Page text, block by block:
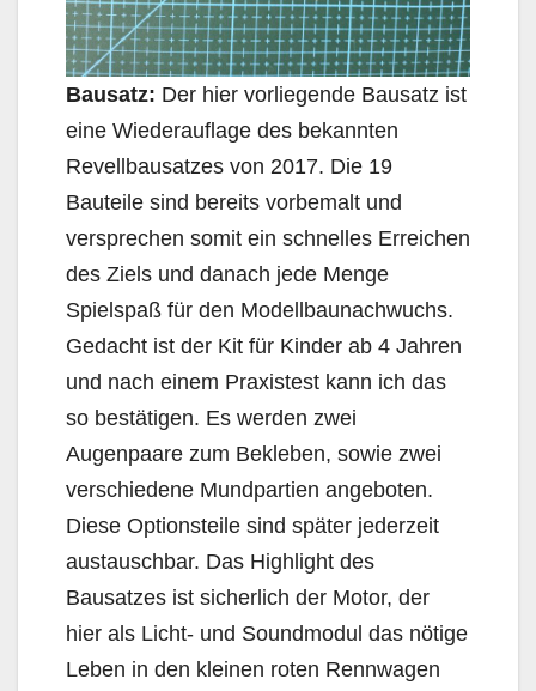
Bausatz: Der hier vorliegende Bausatz ist
eine Wiederauflage des bekannten
Revellbausatzes von 2017. Die 19
Bauteile sind bereits vorbemalt und
versprechen somit ein schnelles Erreichen
des Ziels und danach jede Menge
Spielspaß für den Modellbaunachwuchs.
Gedacht ist der Kit für Kinder ab 4 Jahren
und nach einem Praxistest kann ich das
so bestätigen. Es werden zwei
Augenpaare zum Bekleben, sowie zwei
verschiedene Mundpartien angeboten.
Diese Optionsteile sind später jederzeit
austauschbar. Das Highlight des
Bausatzes ist sicherlich der Motor, der
hier als Licht- und Soundmodul das nötige
Leben in den kleinen roten Rennwagen